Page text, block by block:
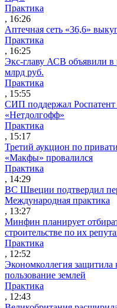
Практика
, 16:26
Аптечная сеть «36,6»
Практика
, 16:25
Экс-главу АСВ объявили в
млрд руб.
Практика
, 15:55
СИП поддержал Роспатент
«Нетдолгофф»
Практика
, 15:17
Третий аукцион по
«Макфы» провалился
Практика
, 14:29
ВС Швеции подтвердил
Международная практика
, 13:27
Минфин планирует
строительстве по их
Практика
, 12:52
Экономколлегия защитила
пользование землей
Практика
, 12:43